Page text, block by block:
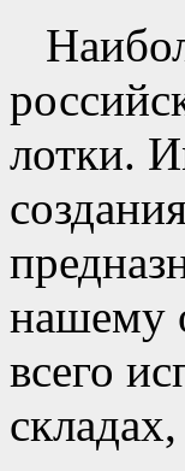
лотки.
нашему
всего